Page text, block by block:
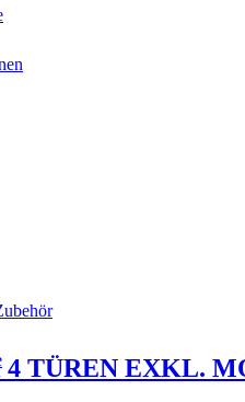
4 TÜREN EXKL.